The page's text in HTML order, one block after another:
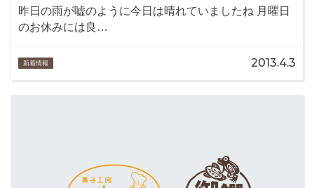
昨日の雨が嘘のように今日は晴れていましたね 月曜日
のお休みには良…
新着情報 2013.4.3